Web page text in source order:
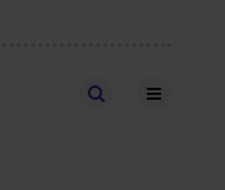
Stellen finden